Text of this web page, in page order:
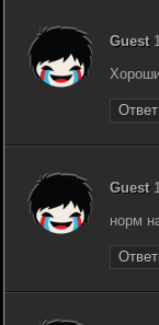
Guest
Guest
норм